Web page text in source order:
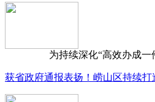
为持续深化“高效办成一
获省政府通报表扬！崂山区持续打